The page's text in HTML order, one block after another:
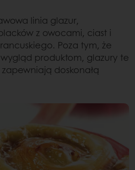
linia glazur,
z owocami, ciast i
Poza tym, że
produktom, glazury te
doskonałą